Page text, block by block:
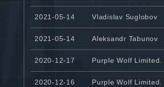
2021-05-14 Vladislav Suglobov
2021-05-14 Aleksandr Tabunov
2020-12-17 Purple Wolf Limited.
2020-12-16 Purple Wolf Limited.